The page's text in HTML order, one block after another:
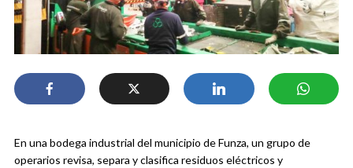
En una bodega industrial del municipio de Funza, un grupo de
operarios revisa, separa y clasifica residuos eléctricos y